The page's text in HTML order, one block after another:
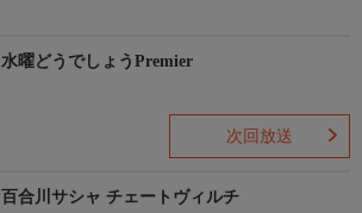
水曜どうでしょうPremier
次回放送
百合川サシャ チェートヴィルチ